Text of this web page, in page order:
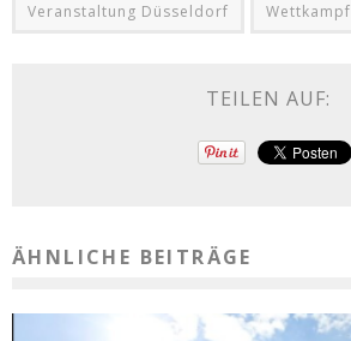
Veranstaltung Düsseldorf Wettkampf
TEILEN AUF:
ÄHNLICHE BEITRÄGE